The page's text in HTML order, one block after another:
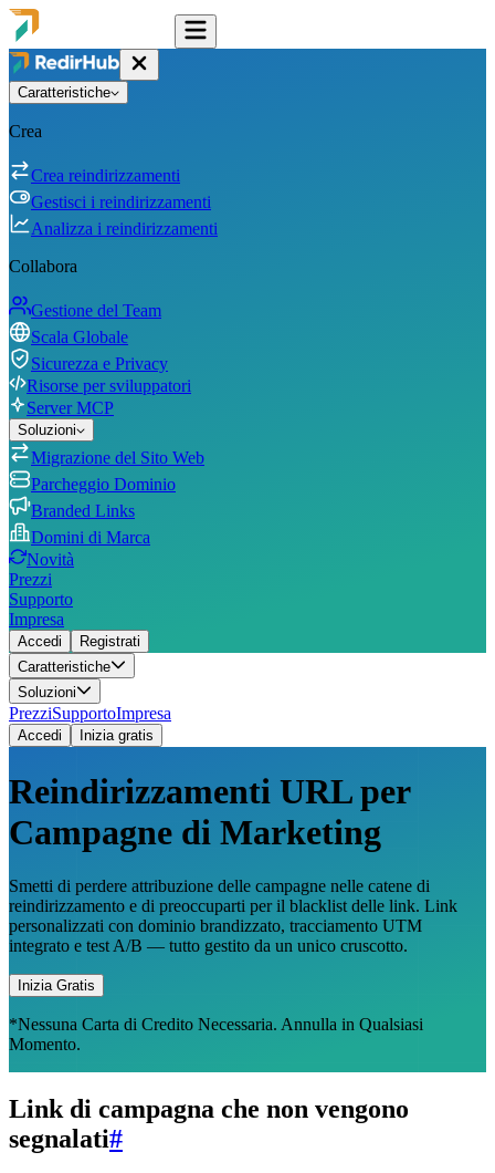
Caratteristiche
Crea
Crea reindirizzamenti
Gestisci i reindirizzamenti
Analizza i reindirizzamenti
Collabora
Gestione del Team
Scala Globale
Sicurezza e Privacy
Risorse per sviluppatori
Server MCP
Soluzioni
Migrazione del Sito Web
Parcheggio Dominio
Branded Links
Domini di Marca
Novità
Prezzi
Supporto
Impresa
Accedi
Registrati
Caratteristiche
Soluzioni
PrezziSupportoImpresa
Accedi Inizia gratis
Reindirizzamenti URL per
Campagne di Marketing
Smetti di perdere attribuzione delle campagne nelle catene di
reindirizzamento e di preoccuparti per il blacklist delle link. Link
personalizzati con dominio brandizzato, tracciamento UTM
integrato e test A/B — tutto gestito da un unico cruscotto.
Inizia Gratis
*Nessuna Carta di Credito Necessaria. Annulla in Qualsiasi
Momento.
Link di campagna che non vengono
segnalati#